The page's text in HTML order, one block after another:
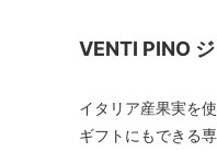
VENTI PINO
イタリア産果実を
ギフトにもできる